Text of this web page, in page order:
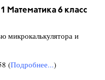
Математика 6 класс
микрокалькулятора и
(Подробнее...)